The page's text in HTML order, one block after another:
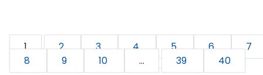
1 2 3 4 5 6
7
8
9 10 ... 39 40